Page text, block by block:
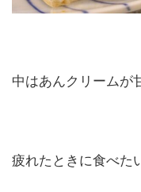
中はあんクリームが
疲れたときに食べた